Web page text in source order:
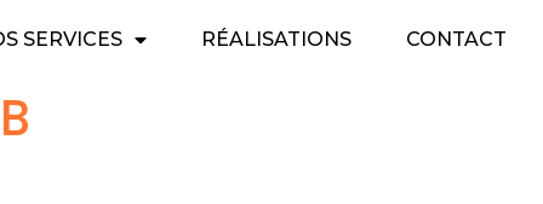
SERVICES RÉALISATIONS CONTACT